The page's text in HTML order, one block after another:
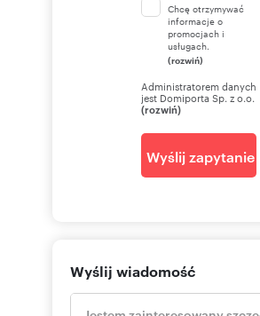
Chcę otrzymywać
informacje o
promocjach i
usługach.
(rozwiń)
Administratorem danych
jest Domiporta Sp. z o.o.
(rozwiń)
Wyślij zapytanie
Wyślij wiadomość